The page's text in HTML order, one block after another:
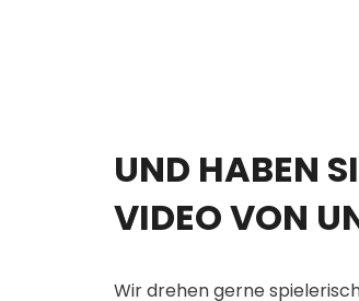
UND HABEN
VIDEO VON
Wir drehen gerne